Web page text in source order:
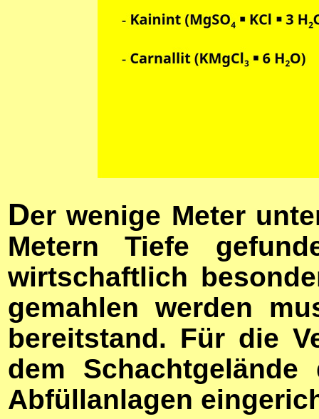
Der wenige Meter
Metern Tiefe
wirtschaftlich
gemahlen werden
bereitstand. Für die
dem
Abfüllanlagen